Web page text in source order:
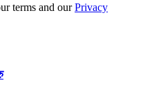
terms and ourPrivacy